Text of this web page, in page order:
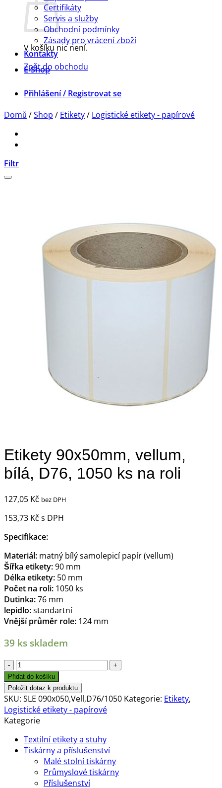
V košíku nic není.
Zpět do obchodu
Certifikáty
Servis a služby
Obchodní podmínky
Zásady pro vrácení zboží
Kontakty
E-Shop
Přihlášení / Registrovat se
Domů /Shop / Etikety/ Logistické etikety - papírové
Filtr
Etikety 90x50mm, vellum,
bílá, D76, 1050 ks na roli
127,05 Kč bez DPH
153,73 Kčs DPH
Specifikace:
Materiál: matný bílý samolepicí papír (vellum)
Šířka etikety:90 mm
Délka etikety: 50 mm
Počet na roli: 1050 ks
Dutinka:76 mm
lepidlo:standartní
Vnější průměr role: 124 mm
39 ks skladem
Etikety
90x50mm,
vellum,
bílá,
D76,
1050
na
roli
množství
Přidat do košíku
Položit dotaz k produktu
SKU: SLE 090x050,Vell,D76/1050 Kategorie: Etikety,
Logistické etikety - papírové
Kategorie
Textilní etikety a stuhy
Tiskárny a příslušenství
Malé stolní tiskárny
Průmyslové tiskárny
Příslušenství